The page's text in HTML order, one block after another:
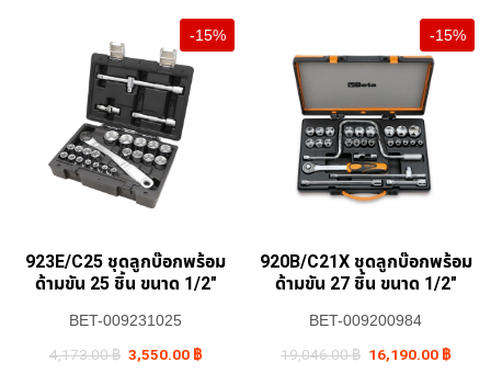
-15%
923E/C25 ชุดลูกบ๊อกพร้อม
ด้ามขัน 25 ชิ้น ขนาด 1/2″
BET-009231025
4,173.00฿ Original
price
3,550.00 ฿Current
price
-15%
920B/C21X ชุดลูกบ๊อกพร้อม
ด้ามขัน 27 ชิ้น ขนาด 1/2″
BET-009200984
19,046.00฿ Original
price
16,190.00 ฿price